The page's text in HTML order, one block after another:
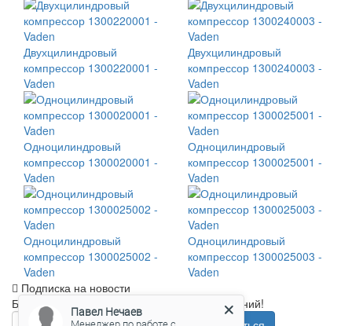
Двухцилиндровый
компрессор 1300220001 -
Vaden
Двухцилиндровый
компрессор 1300240003 -
Vaden
Одноцилиндровый
компрессор 1300020001 -
Vaden
Одноцилиндровый
компрессор 1300025001 -
Vaden
Одноцилиндровый
компрессор 1300025002 -
Vaden
Одноцилиндровый
компрессор 1300025003 -
Vaden
Подписка на новости
Будьте в курсе новых акций и спецпредложений!
Павел Нечаев